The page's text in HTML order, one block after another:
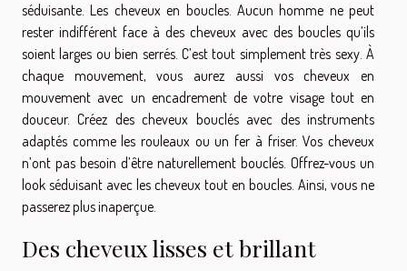
séduisante. Les cheveux en boucles. Aucun homme ne peut
rester indifférent face à des cheveux avec des boucles qu’ils
soient larges ou bien serrés. C’est tout simplement très sexy. À
chaque mouvement, vous aurez aussi vos cheveux en
mouvement avec un encadrement de votre visage tout en
douceur. Créez des cheveux bouclés avec des instruments
adaptés comme les rouleaux ou un fer à friser. Vos cheveux
n’ont pas besoin d’être naturellement bouclés. Offrez-vous un
look séduisant avec les cheveux tout en boucles. Ainsi, vous ne
passerez plus inaperçue.
Des cheveux lisses et brillant